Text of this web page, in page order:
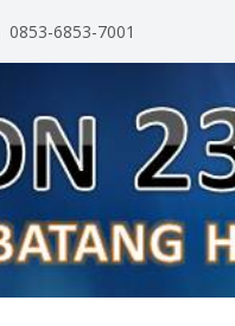
0853-6853-7001